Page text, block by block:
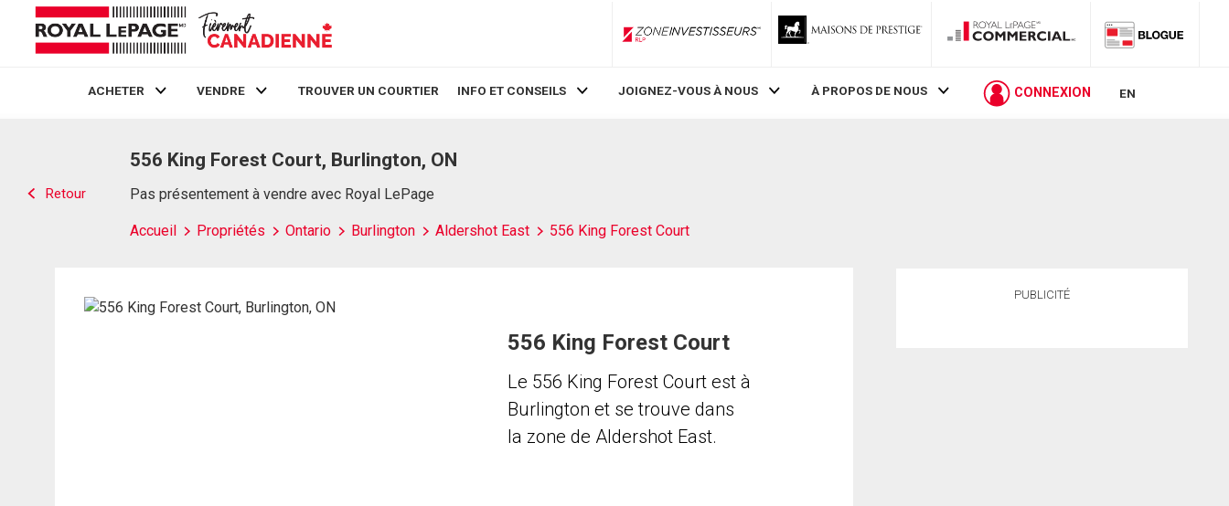
ZoneInvestisseurs RLP
ACHETER VENDRE TROUVER UN COURTIER INFO ET CONSEILS JOIGNEZ-VOUS À NOUS À PROPOS DE NOUS CONNEXION EN
Retour
556 King Forest Court, Burlington, ON
Pas présentement à vendre avec Royal LePage
Accueil Propriétés Ontario Burlington Aldershot East 556 King Forest Court
556 King Forest Court
Le 556 King Forest Court est à
Burlington et se trouve dans
la zone de Aldershot East.
PUBLICITÉ